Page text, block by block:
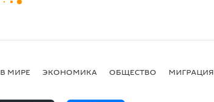
В МИРЕ ЭКОНОМИКА ОБЩЕСТВО МИГРАЦИЯ